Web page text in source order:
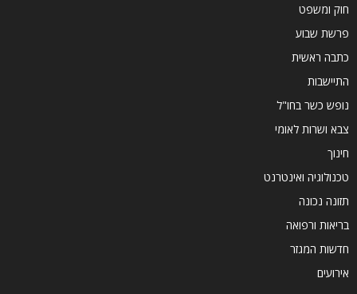
חוק ומשפט
פרשת שבוע
כתבה ראשית
התיישבות
נופש כשר בחו"ל
צבא ושרות לאומי
חינוך
טכנולוגיה ואינטרנט
תזונה נכונה
בריאות ורפואה
חדשות המגזר
אירועים